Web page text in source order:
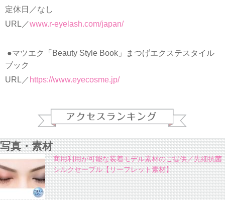
定休日／なし
URL／www.r-eyelash.com/japan/
●マツエク「Beauty Style Book」まつげエクステスタイル
ブック
URL／https://www.eyecosme.jp/
写真・素材
商用利用が可能な装着モデル素材のご提供／先細抗菌
シルクセーブル【リーフレット素材】